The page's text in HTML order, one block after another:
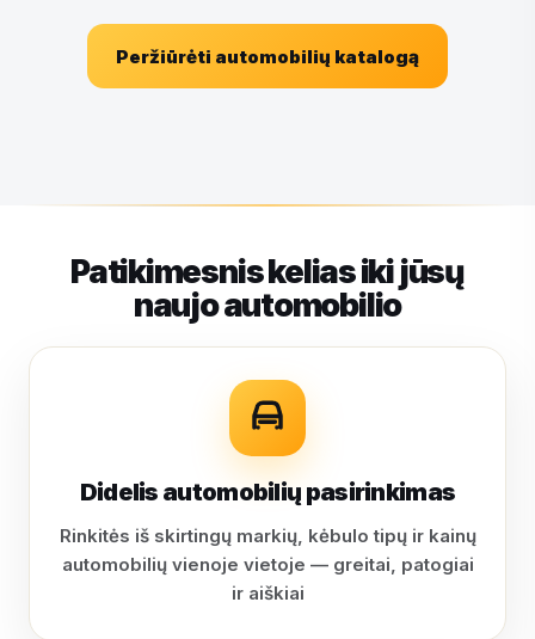
Peržiūrėti automobilių katalogą
Patikimesnis kelias iki jūsų
naujo automobilio
Didelis automobilių pasirinkimas
Rinkitės iš skirtingų markių, kėbulo tipų ir kainų
automobilių vienoje vietoje — greitai, patogiai
ir aiškiai